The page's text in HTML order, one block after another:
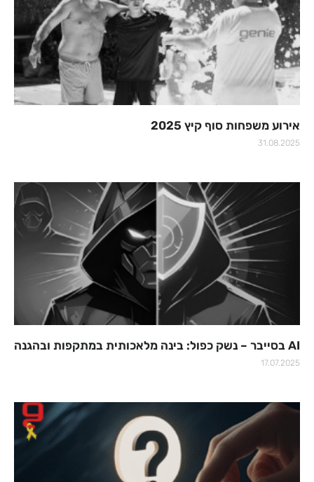
אירוע משפחות סוף קיץ 2025
31.08.2025
AI בסייבר – נשק כפול: בינה מלאכותית במתקפות ובהגנה
17.07.2025